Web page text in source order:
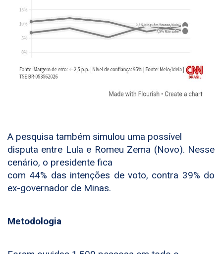
A pesquisa também simulou uma possível
disputa entre Lula e Romeu Zema (Novo). Nesse
cenário, o presidente fica
com 44% das intenções de voto, contra 39% do
ex-governador de Minas.
Metodologia